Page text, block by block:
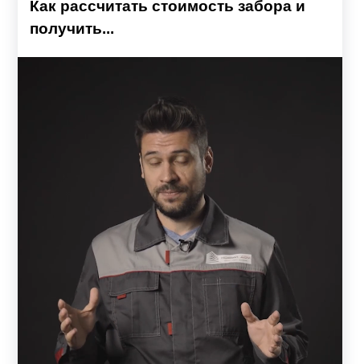
Как рассчитать стоимость забора и
получить...